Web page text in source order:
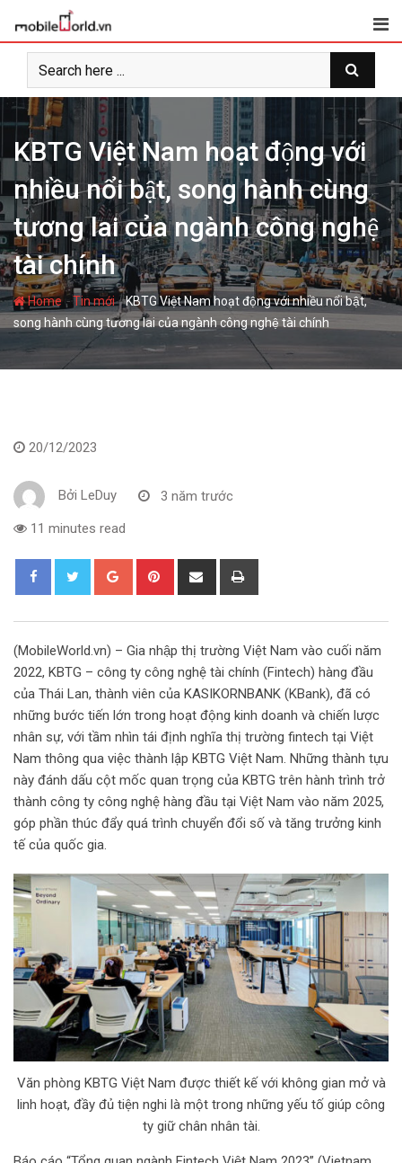
t
o
o
n
t
e
n
t
KBTG Việt Nam hoạt động với
nhiều nổi bật, song hành cùng
tương lai của ngành công nghệ
tài chính
Home-Tin mới-KBTG Việt Nam hoạt động với nhiều nổi bật,
song hành cùng tương lai của ngành công nghệ tài chính
20/12/2023
Bởi LeDuy 3 năm trước
11 minutes read
o
l
e
+
i
e
r
e
s
t
h
e
v
i
a
E
m
a
i
l
r
t
(MobileWorld.vn) – Gia nhập thị trường Việt Nam vào cuối năm
2022, KBTG – công ty công nghệ tài chính (Fintech) hàng đầu
của Thái Lan, thành viên của KASIKORNBANK (KBank), đã có
những bước tiến lớn trong hoạt động kinh doanh và chiến lược
nhân sự, với tầm nhìn tái định nghĩa thị trường fintech tại Việt
Nam thông qua việc thành lập KBTG Việt Nam. Những thành tựu
này đánh dấu cột mốc quan trọng của KBTG trên hành trình trở
thành công ty công nghệ hàng đầu tại Việt Nam vào năm 2025,
góp phần thúc đẩy quá trình chuyển đổi số và tăng trưởng kinh
tế của quốc gia.
Văn phòng KBTG Việt Nam được thiết kế với không gian mở và
linh hoạt, đầy đủ tiện nghi là một trong những yếu tố giúp công
ty giữ chân nhân tài.